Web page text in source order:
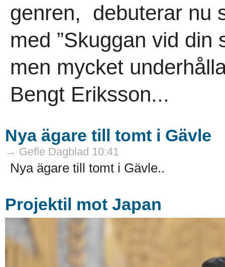
genren, debuterar nu
med ”Skuggan vid din
men mycket
Bengt Eriksson...
Nya ägare till tomt i Gävle
→ Gefle Dagblad 10:41
Nya ägare till tomt i Gävle..
Projektil mot Japan